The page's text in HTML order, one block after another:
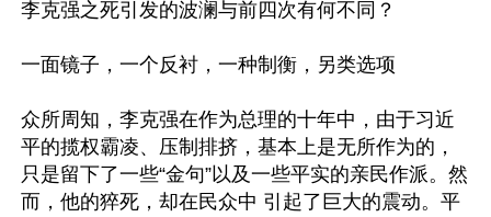
李克强之死引发的波澜与前四次有何不同？
一面镜子，一个反衬，一种制衡，另类选项
众所周知，李克强在作为总理的十年中，由于习近
平的揽权霸凌、压制排挤，基本上是无所作为的，
只是留下了一些“金句”以及一些平实的亲民作派。然
而，他的猝死，却在民众中 引起了巨大的震动。平